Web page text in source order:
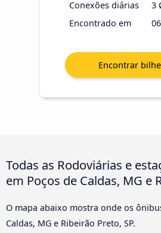
Conexões diárias
3
Encontrado em
Todas as Rodoviárias e
em Poços de Caldas, MG e
O mapa abaixo mostra onde os
Caldas, MG e Ribeirão Preto, SP.